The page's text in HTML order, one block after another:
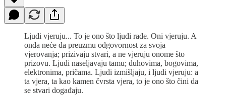
Ljudi vjeruju... To je ono što ljudi rade. Oni vjeruju. A
onda neće da preuzmu odgovornost za svoja
vjerovanja; prizivaju stvari, a ne vjeruju onome što
prizovu. Ljudi naseljavaju tamu; duhovima, bogovima,
elektronima, pričama. Ljudi izmišljaju, i ljudi vjeruju: a
ta vjera, ta kao kamen čvrsta vjera, to je ono što čini da
se stvari događaju.